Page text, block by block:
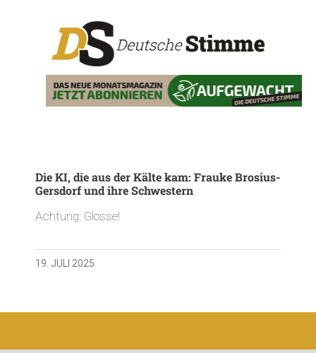
Die KI, die aus der Kälte kam: Frauke Brosius-
Gersdorf und ihre Schwestern
Achtung: Glosse!
19. JULI 2025